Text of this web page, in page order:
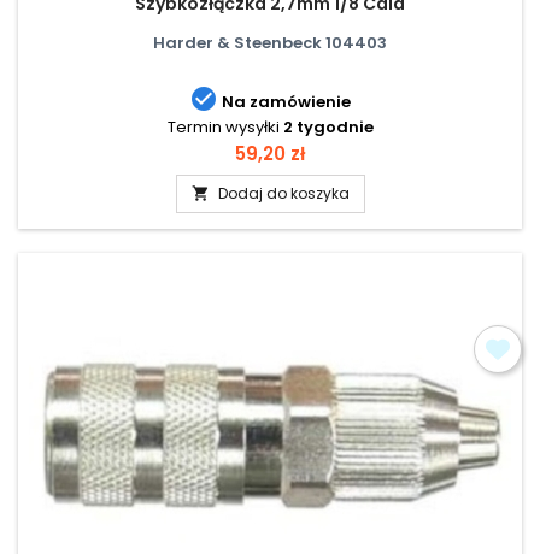
Harder & Steenbeck 104403
 Na zamówienie
Termin wysyłki 2 tygodnie
Cena
59,20 zł
 Dodaj do koszyka